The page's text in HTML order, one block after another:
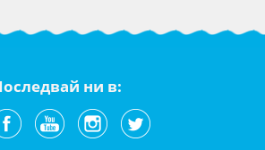
ни в: